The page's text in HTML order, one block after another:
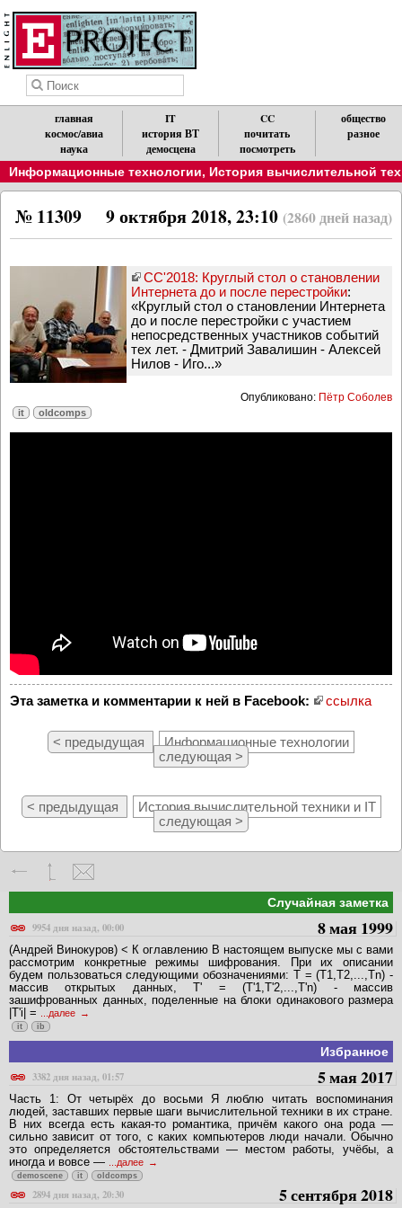
главная
космос/авиа
наука
IT
история ВТ
демосцена
CC
почитать
посмотреть
общество
разное
Информационные технологии, История вычислительной
9 октября 2018, 23:10 (2860 дней назад)
№ 11309
CC'2018: Круглый стол о становлении
Интернета до и после перестройки:
«Круглый стол о становлении Интернета
до и после перестройки с участием
непосредственных участников событий
тех лет. - Дмитрий Завалишин - Алексей
Нилов - Иго...»
Опубликовано: Пётр Соболев
it oldcomps
Эта заметка и комментарии к ней в Facebook: ссылка
< предыдущая
Информационные технологии
следующая >
< предыдущая
История вычислительной техники и IT
следующая >
Случайная заметка
9954 дня назад, 00:00
8 мая 1999
(Андрей Винокуров) < К оглавлению В настоящем выпуске мы с вами
рассмотрим конкретные режимы шифрования. При их описании
будем пользоваться следующими обозначениями: T = (T1,T2,...,Tn) -
массив открытых данных, T' = (T'1,T'2,...,T'n) - массив
зашифрованных данных, поделенные на блоки одинакового размера
|T'i| =
...далее
it ib
Избранное
3382 дня назад, 01:57
5 мая 2017
Часть 1: От четырёх до восьми Я люблю читать воспоминания
людей, заставших первые шаги вычислительной техники в их стране.
В них всегда есть какая-то романтика, причём какого она рода —
сильно зависит от того, с каких компьютеров люди начали. Обычно
это определяется обстоятельствами — местом работы, учёбы, а
иногда и вовсе —
...далее
demoscene it oldcomps
2894 дня назад, 20:30 5 сентября 2018